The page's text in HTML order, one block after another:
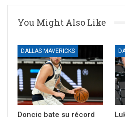
You Might Also Like
DALLAS MAVERICKS
Doncic bate su récord